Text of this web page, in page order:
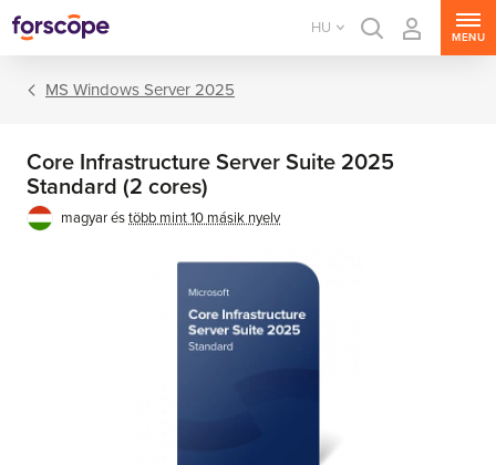
HU
MENU
MS Windows Server
MS Windows Server 2025
Core Infrastructure Server Suite 2025
Standard (2 cores)
magyar éstöbb mint 10 másik nyelv